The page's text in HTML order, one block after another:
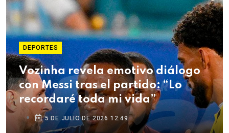
DEPORTES
Vozinha revela emotivo diálogo
con Messi tras el partido: “Lo
recordaré toda mi vida”
5 DE JULIO DE 2026 12:49